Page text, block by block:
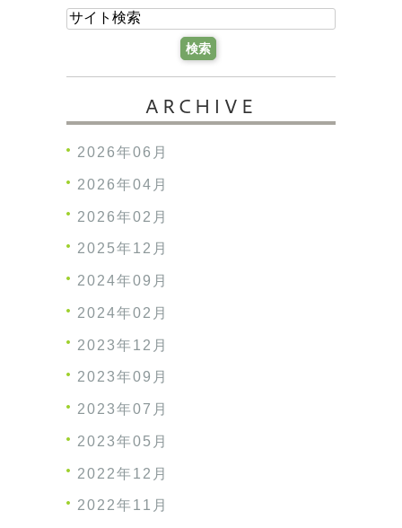
ARCHIVE
2026年06月
2026年04月
2026年02月
2025年12月
2024年09月
2024年02月
2023年12月
2023年09月
2023年07月
2023年05月
2022年12月
2022年11月